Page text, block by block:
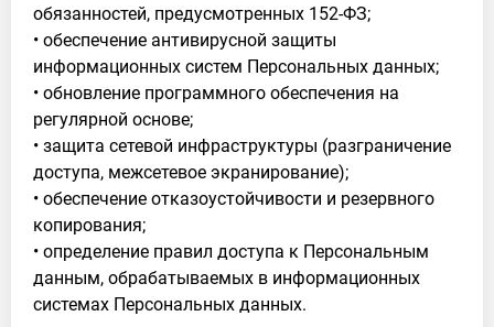
обязанностей, предусмотренных 152-ФЗ;
• обеспечение антивирусной защиты
информационных систем Персональных данных;
• обновление программного обеспечения на
регулярной основе;
• защита сетевой инфраструктуры (разграничение
доступа, межсетевое экранирование);
• обеспечение отказоустойчивости и резервного
копирования;
• определение правил доступа к Персональным
данным, обрабатываемых в информационных
системах Персональных данных.